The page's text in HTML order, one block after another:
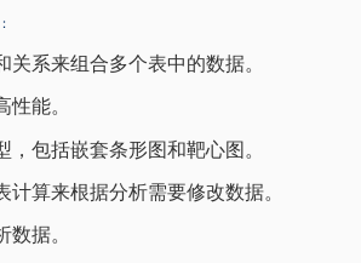
系来组合多个表中的数据。
能。
包括嵌套条形图和靶心图。
计算来根据分析需要修改数据。
据。